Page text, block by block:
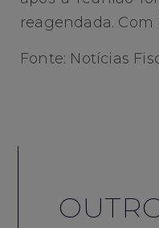
reagendada. Com
Fonte: Notícias